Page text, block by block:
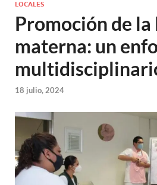
LOCALES
Promoción de
materna: un
18 julio, 2024